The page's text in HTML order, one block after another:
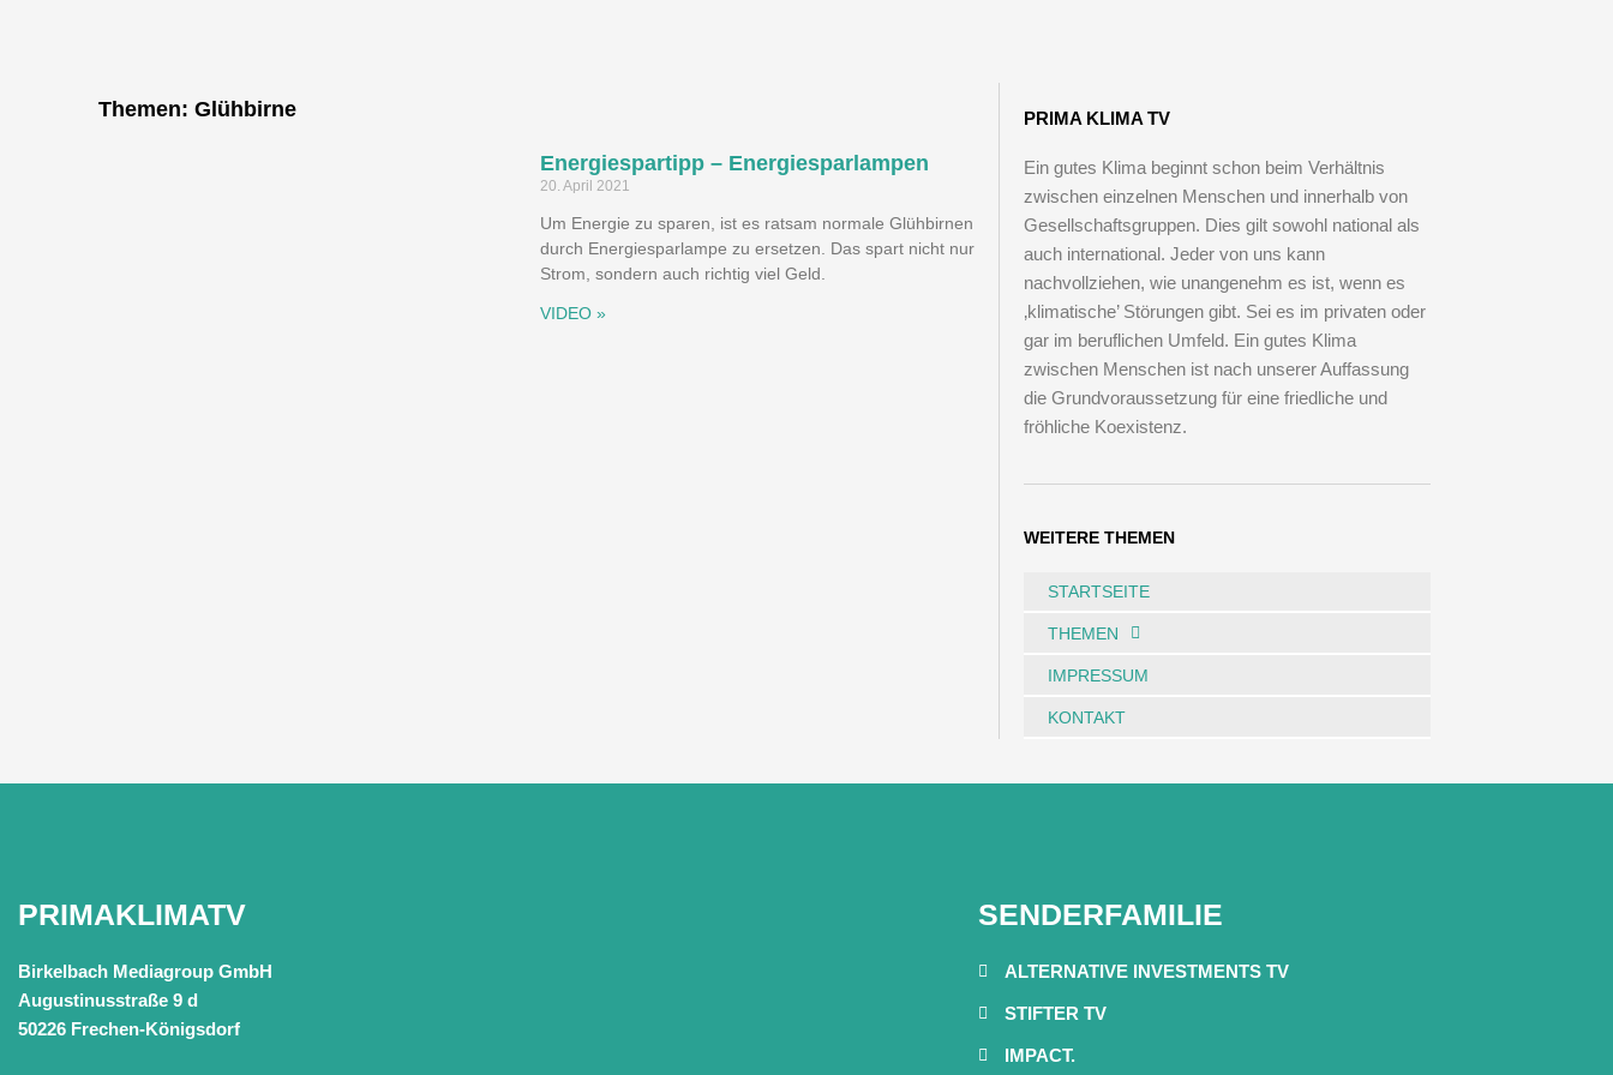
"Bei keiner anderen Erfindung ist das Nützliche mit
dem Angenehmen so innig verbunden, wie beim
Fahrrad."
Adam Opel, Gründer der Firma Adam Opel GmbH
Themen: Glühbirne
Energiespartipp – Energiesparlampen
20. April 2021
Um Energie zu sparen, ist es ratsam normale Glühbirnen
durch Energiesparlampe zu ersetzen. Das spart nicht nur
Strom, sondern auch richtig viel Geld.
VIDEO »
PRIMA KLIMA TV
Ein gutes Klima beginnt schon beim Verhältnis
zwischen einzelnen Menschen und innerhalb von
Gesellschaftsgruppen. Dies gilt sowohl national als
auch international. Jeder von uns kann
nachvollziehen, wie unangenehm es ist, wenn es
‚klimatische’ Störungen gibt. Sei es im privaten oder
gar im beruflichen Umfeld. Ein gutes Klima
zwischen Menschen ist nach unserer Auffassung
die Grundvoraussetzung für eine friedliche und
fröhliche Koexistenz.
WEITERE THEMEN
STARTSEITE
THEMEN
IMPRESSUM
KONTAKT
PRIMAKLIMATV
Birkelbach Mediagroup GmbH
Augustinusstraße 9 d
50226 Frechen-Königsdorf
SENDERFAMILIE
ALTERNATIVE INVESTMENTS TV
STIFTER TV
IMPACT.